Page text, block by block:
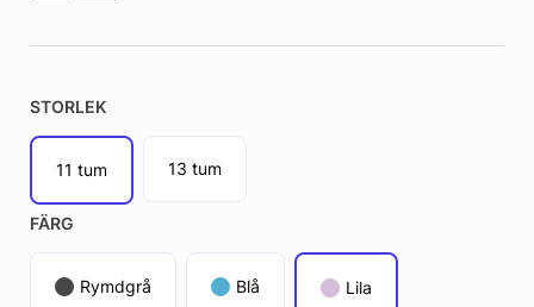
STORLEK
11 tum 13 tum
FÄRG
Rymdgrå Blå Lila